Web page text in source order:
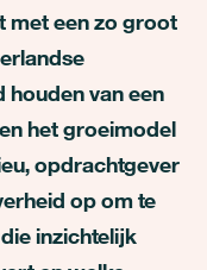
met een zo groot
houden van een
het groeimodel
opdrachtgever
op om te
inzichtelijk